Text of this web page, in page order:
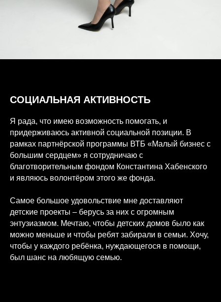
СОЦИАЛЬНАЯ АКТИВНОСТЬ
Я рада, что имею возможность помогать, и
придерживаюсь активной социальной позиции. В
рамках партнёрской программы ВТБ «Малый бизнес с
большим сердцем» я сотрудничаю с
благотворительным фондом Константина Хабенского
и являюсь волонтёром этого же фонда.
Самое большое удовольствие мне доставляют
детские проекты – берусь за них с огромным
энтузиазмом. Мечтаю, чтобы детских домов было как
можно меньше и чтобы ребят забирали в семьи. Хочу,
чтобы у каждого ребёнка, нуждающегося в помощи,
был шанс на любящую семью.